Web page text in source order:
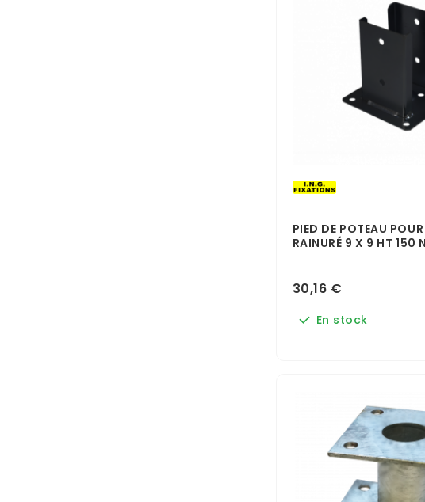
PIED DE POTEAU
RAINURÉ 9 X 9 HT 150
30,16 €
En stock